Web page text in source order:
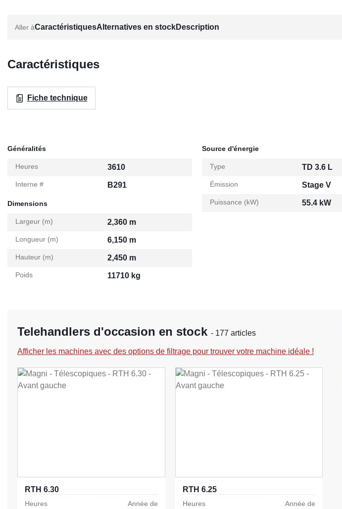
CaractéristiquesAlternatives en stockDescription
Caractéristiques
Fiche technique
Généralités
Heures 3610
Interne # B291
Dimensions
Largeur (m) 2,360 m
Longueur (m) 6,150 m
Hauteur (m) 2,450 m
Poids 11710 kg
Source d'énergie
Type TD 3.6 L
Émission Stage V
Puissance (kW) 55.4 kW
Telehandlers d'occasion en stock - 177 articles
Afficher les machines avec des options de filtrage pour trouver votre machine idéale !
RTH 6.30
Heures
Année de
RTH 6.25
Heures
Année de